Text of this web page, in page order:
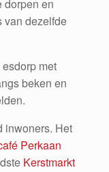
dorpen en
van dezelfde
met
beken en
inwoners. Het
Perkaan
Kerstmarkt